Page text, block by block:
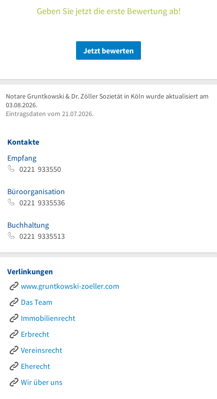
Geben Sie jetzt die erste Bewertung ab!
Jetzt bewerten
Notare Gruntkowski & Dr. Zöller Sozietät in Köln wurde aktualisiert am
03.08.2026.
Eintragsdaten vom 21.07.2026.
Kontakte
Empfang
0221 933550
Büroorganisation
0221 9335536
Buchhaltung
0221 9335513
Verlinkungen
www.gruntkowski-zoeller.com
Das Team
Immobilienrecht
Erbrecht
Vereinsrecht
Eherecht
Wir über uns